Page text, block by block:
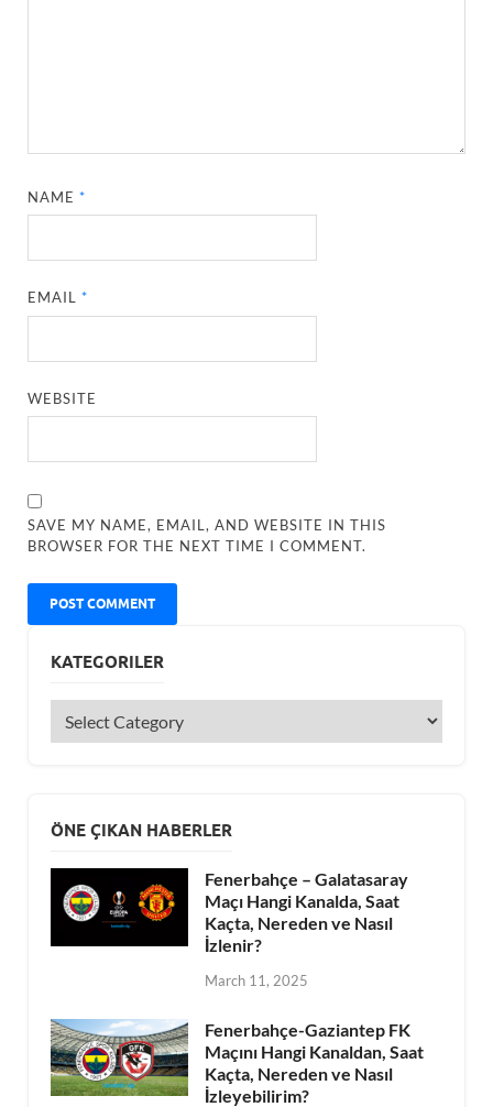
NAME*
EMAIL*
WEBSITE
SAVE MY NAME, EMAIL, AND WEBSITE IN THIS
BROWSER FOR THE NEXT TIME I COMMENT.
KATEGORILER
ÖNE ÇIKAN HABERLER
Fenerbahçe – Galatasaray
Maçı Hangi Kanalda, Saat
Kaçta, Nereden ve Nasıl
İzlenir?
March 11, 2025
Fenerbahçe-Gaziantep FK
Maçını Hangi Kanaldan, Saat
Kaçta, Nereden ve Nasıl
İzleyebilirim?